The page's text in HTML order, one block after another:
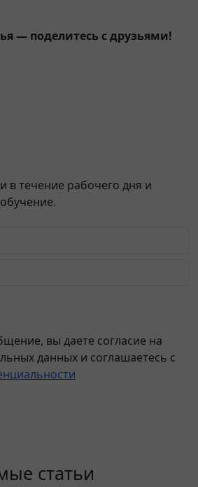
— поделитесь с друзьями!
в течение рабочего дня и
вы даете согласие на
данных и соглашаетесь c
статьи